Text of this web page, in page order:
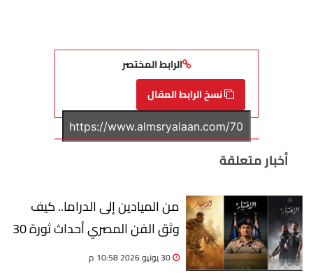
الرابط المختصر
نسخ الرابط المقال
أخبار متعلقة
من الميادين إلى الدراما.. كيف
وثق الفن المصري أحداث ثورة 30
يونيو؟
30 يونيو 2026 10:58 م